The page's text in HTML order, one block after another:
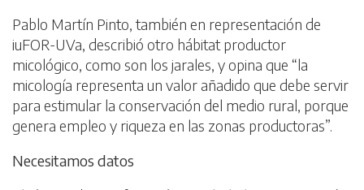
Pablo Martín Pinto, también en representación de
iuFOR-UVa, describió otro hábitat productor
micológico, como son los jarales, y opina que “la
micología representa un valor añadido que debe servir
para estimular la conservación del medio rural, porque
genera empleo y riqueza en las zonas productoras”.
Necesitamos datos